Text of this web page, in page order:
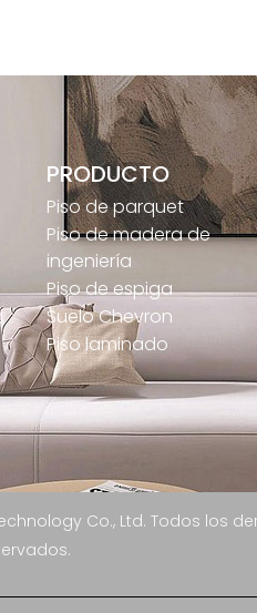
PRODUCTO
Piso de parquet
Piso de madera de
ingeniería
Piso de espiga
Suelo Chevron
Piso laminado
Co., Ltd. Todos los